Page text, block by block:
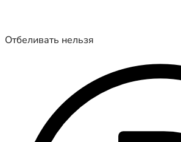
Отбеливать нельзя